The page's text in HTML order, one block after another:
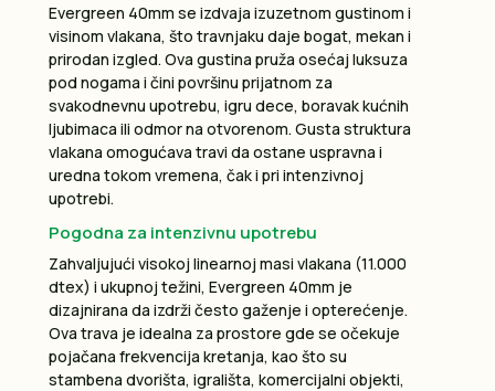
Evergreen 40mm se izdvaja izuzetnom gustinom i
visinom vlakana, što travnjaku daje bogat, mekan i
prirodan izgled. Ova gustina pruža osećaj luksuza
pod nogama i čini površinu prijatnom za
svakodnevnu upotrebu, igru dece, boravak kućnih
ljubimaca ili odmor na otvorenom. Gusta struktura
vlakana omogućava travi da ostane uspravna i
uredna tokom vremena, čak i pri intenzivnoj
upotrebi.
Pogodna za intenzivnu upotrebu
Zahvaljujući visokoj linearnoj masi vlakana (11.000
dtex) i ukupnoj težini, Evergreen 40mm je
dizajnirana da izdrži često gaženje i opterećenje.
Ova trava je idealna za prostore gde se očekuje
pojačana frekvencija kretanja, kao što su
stambena dvorišta, igrališta, komercijalni objekti,